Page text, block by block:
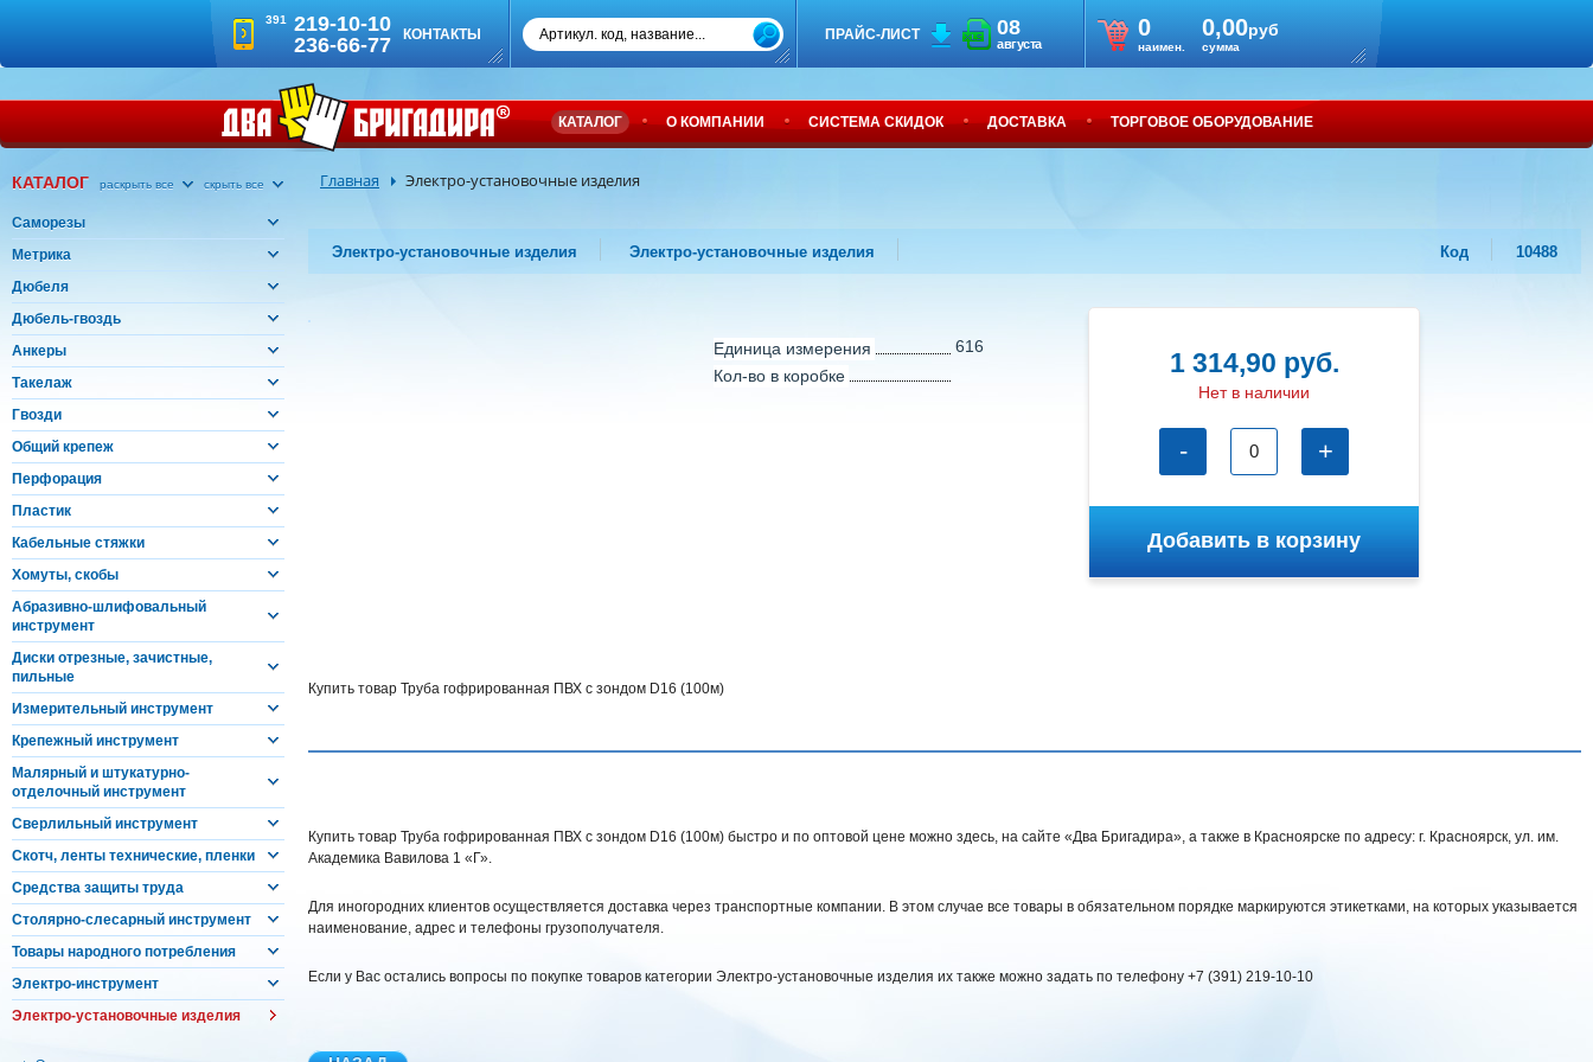
391
219-10-10
236-66-77
КОНТАКТЫ ПРАЙС-ЛИСТ 08
августа
0
наимен.
0,00руб
сумма
КАТАЛОГ О КОМПАНИИ СИСТЕМА СКИДОК ДОСТАВКА ТОРГОВОЕ ОБОРУДОВАНИЕ
КАТАЛОГ раскрыть все скрыть все
Саморезы
Метрика
Дюбеля
Дюбель-гвоздь
Анкеры
Такелаж
Гвозди
Общий крепеж
Перфорация
Пластик
Кабельные стяжки
Хомуты, скобы
Абразивно-шлифовальный
инструмент
Диски отрезные, зачистные,
пильные
Измерительный инструмент
Крепежный инструмент
Малярный и штукатурно-
отделочный инструмент
Сверлильный инструмент
Скотч, ленты технические, пленки
Средства защиты труда
Столярно-слесарный инструмент
Товары народного потребления
Электро-инструмент
Электро-установочные изделия
Главная Электро-установочные изделия
Электро-установочные изделия Электро-установочные изделия 10488
Код
Единица измерения
616
Кол-во в коробке
1 314,90 руб.
Нет в наличии
- +
Купить товар Труба гофрированная ПВХ с зондом D16 (100м)
Купить товар Труба гофрированная ПВХ с зондом D16 (100м) быстро и по оптовой цене можно здесь, на сайте «Два Бригадира», а также в Красноярске по адресу: г. Красноярск, ул. им.
Академика Вавилова 1 «Г».
Для иногородних клиентов осуществляется доставка через транспортные компании. В этом случае все товары в обязательном порядке маркируются этикетками, на которых указывается
наименование, адрес и телефоны грузополучателя.
Если у Вас остались вопросы по покупке товаров категории Электро-установочные изделия их также можно задать по телефону +7 (391) 219-10-10